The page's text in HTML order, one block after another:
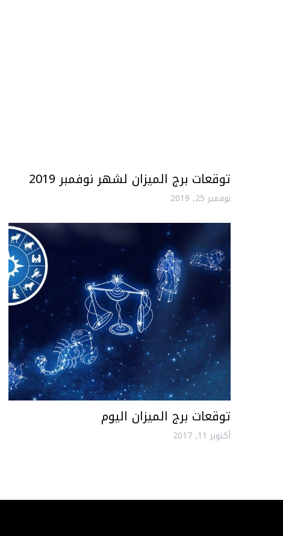
توقعات برج الميزان لشهر نوفمبر 2019
نوفمبر 25, 2019
توقعات برج الميزان اليوم
أكتوبر 11, 2017